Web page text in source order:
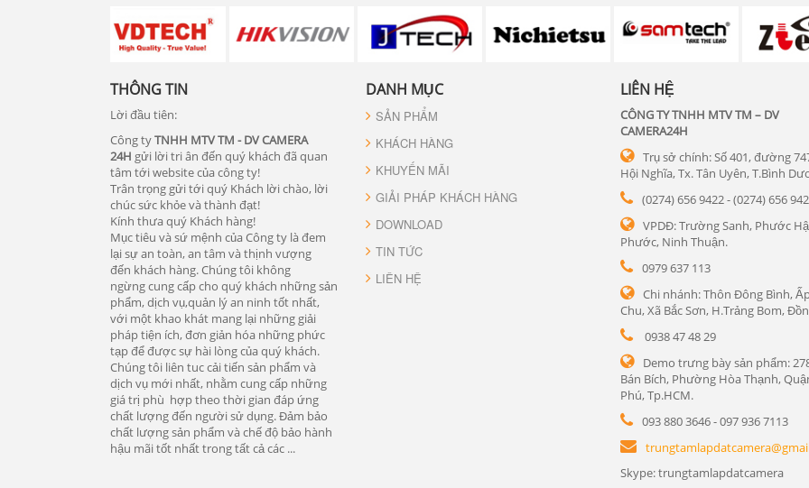
THÔNG TIN
Lời đầu tiên:
Công tyTNHH MTV TM - DV CAMERA
24H gửi lời tri ân đến quý khách đã quan
tâm tới website của công ty!
Trân trọng gửi tới quý Khách lời chào, lời
chúc sức khỏe và thành đạt!
Kính thưa quý Khách hàng!
Mục tiêu và sứ mệnh của Công ty là đem
lại sự an toàn, an tâm và thịnh vượng
đến khách hàng. Chúng tôi không
ngừng cung cấp cho quý khách những sản
phẩm, dịch vụ,quản lý an ninh tốt nhất,
với một khao khát mang lại những giải
pháp tiện ích, đơn giản hóa những phức
tạp để được sự hài lòng của quý khách.
Chúng tôi liên tuc cải tiến sản phẩm và
dịch vụ mới nhất, nhằm cung cấp những
giá trị phù hợp theo thời gian đáp ứng
chất lượng đến người sử dụng. Đảm bảo
chất lượng sản phẩm và chế độ bảo hành
hậu mãi tốt nhất trong tất cả các ...
DANH MỤC
SẢN PHẨM
KHÁCH HÀNG
KHUYẾN MÃI
GIẢI PHÁP KHÁCH HÀNG
DOWNLOAD
TIN TỨC
LIÊN HỆ
LIÊN HỆ
CÔNG TY TNHH MTV TM – DV
CAMERA24H
Trụ sở chính: Số 401, đường
Hội Nghĩa, Tx. Tân Uyên, T.Bình
(0274) 656 9422 - (0274) 656
VPDĐ: Trường Sanh, Phước
Phước, Ninh Thuận.
0979 637 113
Chi nhánh: Thôn Đông Bình,
Chu, Xã Bắc Sơn, H.Trảng Bom,
0938 47 48 29
Demo trưng bày sản phẩm:
Bán Bích, Phường Hòa Thạnh,
Phú, Tp.HCM.
093 880 3646 - 097 936 7113
Skype: trungtamlapdatcamera